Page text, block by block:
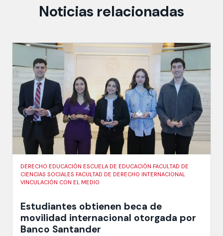
Noticias relacionadas
DERECHO EDUCACIÓN ESCUELA DE EDUCACIÓN FACULTAD DE
CIENCIAS SOCIALES FACULTAD DE DERECHO INTERNACIONAL
VINCULACIÓN CON EL MEDIO
Estudiantes obtienen beca de
movilidad internacional otorgada por
Banco Santander